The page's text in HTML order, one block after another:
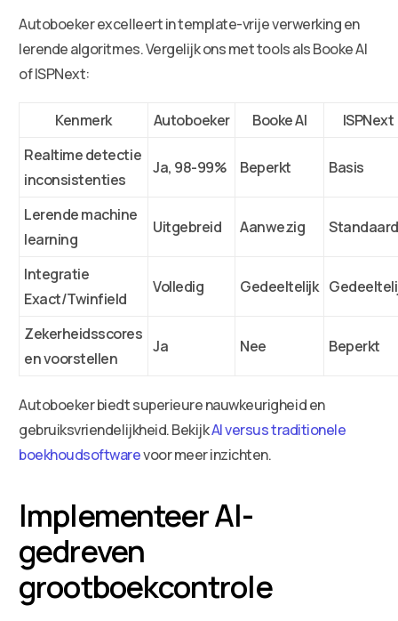
Autoboeker excelleert in template-vrije verwerking en
lerende algoritmes. Vergelijk ons met tools als Booke AI
of ISPNext:
Kenmerk Autoboeker Booke AI
ISPNext
Realtime detectie
inconsistenties
Ja, 98-99% Beperkt Basis
Lerende machine
learning
Uitgebreid Aanwezig Standaard
Integratie
Exact/Twinfield
Volledig Gedeeltelijk
Zekerheidsscores
en voorstellen
Ja Nee Beperkt
Autoboeker biedt superieure nauwkeurigheid en
gebruiksvriendelijkheid. BekijkAI versus traditionele
boekhoudsoftwarevoor meer inzichten.
Implementeer AI-
gedreven
grootboekcontrole